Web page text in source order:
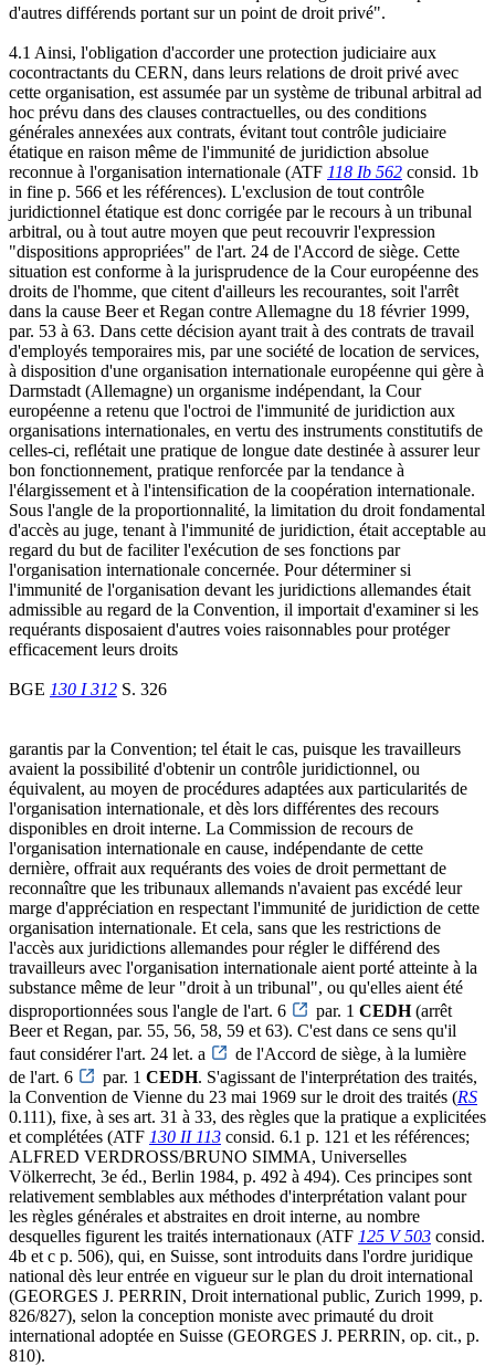
d'autres différends portant sur un point de droit privé".
4.1 Ainsi, l'obligation d'accorder une protection judiciaire aux
cocontractants du CERN, dans leurs relations de droit privé avec
cette organisation, est assumée par un système de tribunal arbitral ad
hoc prévu dans des clauses contractuelles, ou des conditions
générales annexées aux contrats, évitant tout contrôle judiciaire
étatique en raison même de l'immunité de juridiction absolue
reconnue à l'organisation internationale (ATF 118 Ib 562 consid. 1b
in fine p. 566 et les références). L'exclusion de tout contrôle
juridictionnel étatique est donc corrigée par le recours à un tribunal
arbitral, ou à tout autre moyen que peut recouvrir l'expression
"dispositions appropriées" de l'art. 24 de l'Accord de siège. Cette
situation est conforme à la jurisprudence de la Cour européenne des
droits de l'homme, que citent d'ailleurs les recourantes, soit l'arrêt
dans la cause Beer et Regan contre Allemagne du 18 février 1999,
par. 53 à 63. Dans cette décision ayant trait à des contrats de travail
d'employés temporaires mis, par une société de location de services,
à disposition d'une organisation internationale européenne qui gère à
Darmstadt (Allemagne) un organisme indépendant, la Cour
européenne a retenu que l'octroi de l'immunité de juridiction aux
organisations internationales, en vertu des instruments constitutifs de
celles-ci, reflétait une pratique de longue date destinée à assurer leur
bon fonctionnement, pratique renforcée par la tendance à
l'élargissement et à l'intensification de la coopération internationale.
Sous l'angle de la proportionnalité, la limitation du droit fondamental
d'accès au juge, tenant à l'immunité de juridiction, était acceptable au
regard du but de faciliter l'exécution de ses fonctions par
l'organisation internationale concernée. Pour déterminer si
l'immunité de l'organisation devant les juridictions allemandes était
admissible au regard de la Convention, il importait d'examiner si les
requérants disposaient d'autres voies raisonnables pour protéger
efficacement leurs droits
BGE 130 I 312 S. 326
garantis par la Convention; tel était le cas, puisque les travailleurs
avaient la possibilité d'obtenir un contrôle juridictionnel, ou
équivalent, au moyen de procédures adaptées aux particularités de
l'organisation internationale, et dès lors différentes des recours
disponibles en droit interne. La Commission de recours de
l'organisation internationale en cause, indépendante de cette
dernière, offrait aux requérants des voies de droit permettant de
reconnaître que les tribunaux allemands n'avaient pas excédé leur
marge d'appréciation en respectant l'immunité de juridiction de cette
organisation internationale. Et cela, sans que les restrictions de
l'accès aux juridictions allemandes pour régler le différend des
travailleurs avec l'organisation internationale aient porté atteinte à la
substance même de leur "droit à un tribunal", ou qu'elles aient été
disproportionnées sous l'angle de l'art. 6
par. 1 CEDH(arrêt
Beer et Regan, par. 55, 56, 58, 59 et 63). C'est dans ce sens qu'il
faut considérer l'art. 24 let. a
de l'Accord de siège, à la lumière
de l'art. 6
par. 1 CEDH. S'agissant de l'interprétation des traités,
la Convention de Vienne du 23 mai 1969 sur le droit des traités (RS
0.111), fixe, à ses art. 31 à 33, des règles que la pratique a explicitées
et complétées (ATF 130 II 113 consid. 6.1 p. 121 et les références;
ALFRED VERDROSS/BRUNO SIMMA, Universelles
Völkerrecht, 3e éd., Berlin 1984, p. 492 à 494). Ces principes sont
relativement semblables aux méthodes d'interprétation valant pour
les règles générales et abstraites en droit interne, au nombre
desquelles figurent les traités internationaux (ATF 125 V 503 consid.
4b et c p. 506), qui, en Suisse, sont introduits dans l'ordre juridique
national dès leur entrée en vigueur sur le plan du droit international
(GEORGES J. PERRIN, Droit international public, Zurich 1999, p.
826/827), selon la conception moniste avec primauté du droit
international adoptée en Suisse (GEORGES J. PERRIN, op. cit., p.
810).